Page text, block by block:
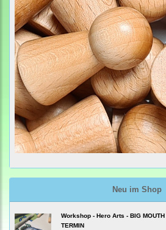
Neu im Shop
Workshop - Hero Arts - BIG
TERMIN